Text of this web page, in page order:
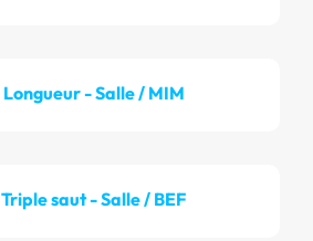
Longueur - Salle / MIM
Triple saut - Salle / BEF